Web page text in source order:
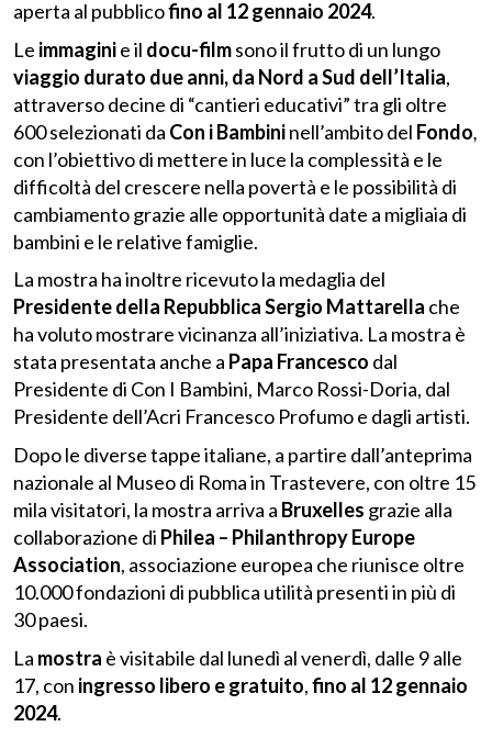
aperta al pubblicofino al 12 gennaio 2024.
Le immaginie il docu-filmsono il frutto di un lungo
viaggio durato due anni, da Nord a Sud dell’Italia,
attraverso decine di “cantieri educativi” tra gli oltre
600 selezionati da Con i Bambininell’ambito del Fondo,
con l’obiettivo di mettere in luce la complessità e le
difficoltà del crescere nella povertà e le possibilità di
cambiamento grazie alle opportunità date a migliaia di
bambini e le relative famiglie.
La mostra ha inoltre ricevuto la medaglia del
Presidente della RepubblicaSergio Mattarella che
ha voluto mostrare vicinanza all’iniziativa. La mostra è
stata presentata anche a Papa Francesco dal
Presidente di Con I Bambini, Marco Rossi-Doria, dal
Presidente dell’Acri Francesco Profumo e dagli artisti.
Dopo le diverse tappe italiane, a partire dall’anteprima
nazionale al Museo di Roma in Trastevere, con oltre 15
mila visitatori, la mostra arriva a Bruxelles grazie alla
collaborazione di Philea – Philanthropy Europe
Association, associazione europea che riunisce oltre
10.000 fondazioni di pubblica utilità presenti in più di
30 paesi.
La mostra è visitabile dal lunedì al venerdì, dalle 9 alle
17, con ingresso libero e gratuito,fino al 12 gennaio
2024.